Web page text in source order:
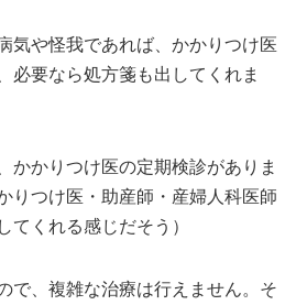
気や怪我であれば、かかりつけ医
必要なら処方箋も出してくれま
かかりつけ医の定期検診がありま
りつけ医・助産師・産婦人科医師
くれる感じだそう）
で、複雑な治療は行えません。そ